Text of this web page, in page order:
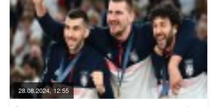
28.08.2024, 12:55